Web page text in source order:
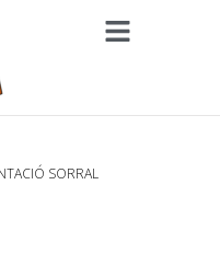
SORRAL